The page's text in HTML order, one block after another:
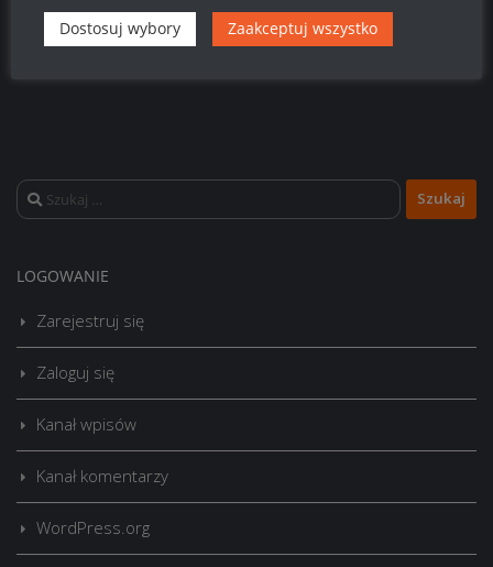
Szukaj:
LOGOWANIE
Zarejestruj się
Zaloguj się
Kanał wpisów
Kanał komentarzy
WordPress.org
Dostosuj wybory Zaakceptuj wszystko